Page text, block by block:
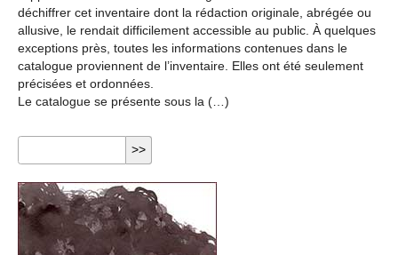
déchiffrer cet inventaire dont la rédaction originale, abrégée ou
allusive, le rendait difficilement accessible au public. À quelques
exceptions près, toutes les informations contenues dans le
catalogue proviennent de l’inventaire. Elles ont été seulement
précisées et ordonnées.
Le catalogue se présente sous la (…)